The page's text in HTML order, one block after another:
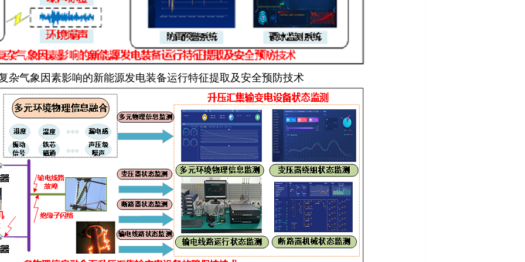
杂气象因素影响的新能源发电装备运行特征提取及安全预防技术